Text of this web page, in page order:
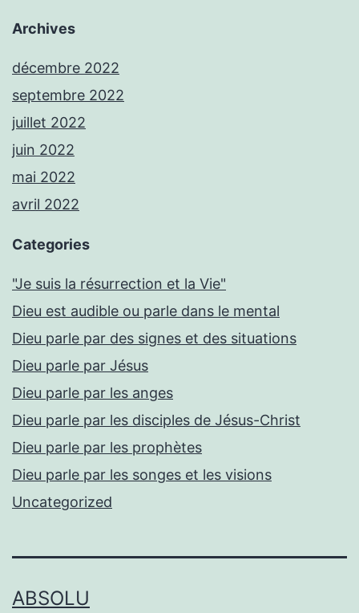
Archives
décembre 2022
septembre 2022
juillet 2022
juin 2022
mai 2022
avril 2022
Categories
"Je suis la résurrection et la Vie"
Dieu est audible ou parle dans le mental
Dieu parle par des signes et des situations
Dieu parle par Jésus
Dieu parle par les anges
Dieu parle par les disciples de Jésus-Christ
Dieu parle par les prophètes
Dieu parle par les songes et les visions
Uncategorized
ABSOLU